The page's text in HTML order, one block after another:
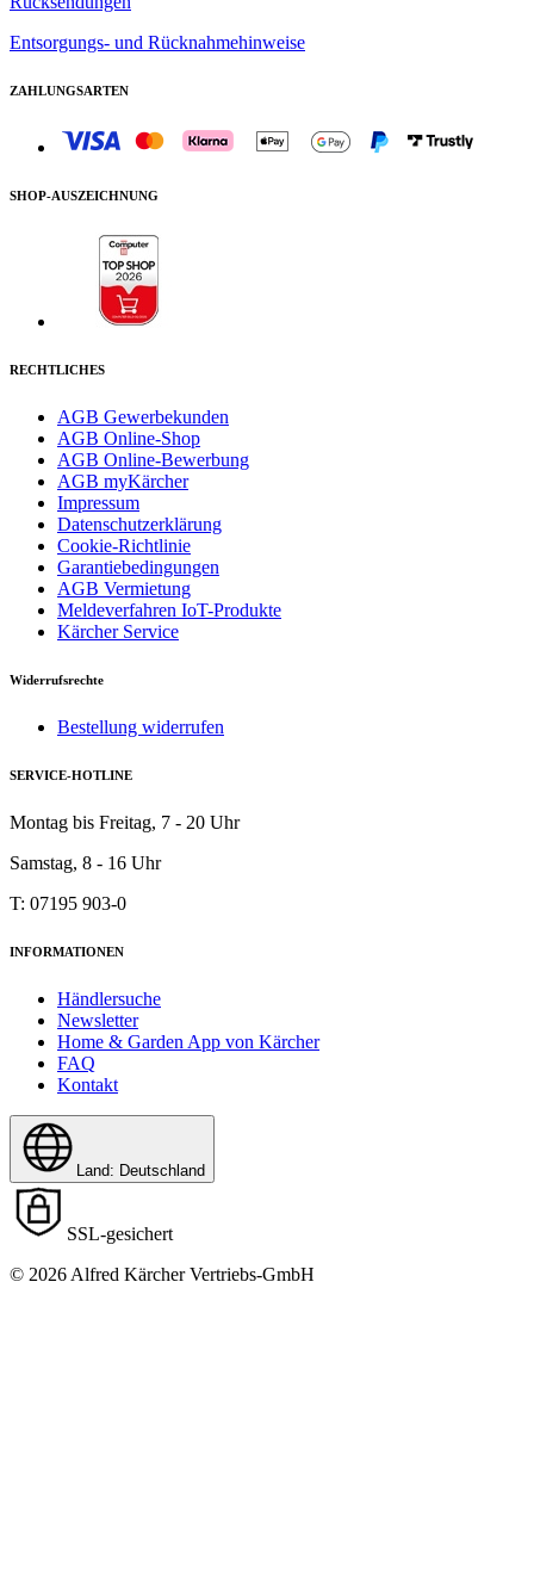
Entsorgungs- und Rücknahmehinweise
ZAHLUNGSARTEN
SHOP-AUSZEICHNUNG
RECHTLICHES
AGB Gewerbekunden
AGB Online-Shop
AGB Online-Bewerbung
AGB myKärcher
Impressum
Datenschutzerklärung
Cookie-Richtlinie
Garantiebedingungen
AGB Vermietung
Meldeverfahren IoT-Produkte
Kärcher Service
Widerrufsrechte
Bestellung widerrufen
SERVICE-HOTLINE
Montag bis Freitag, 7 - 20 Uhr
Samstag, 8 - 16 Uhr
T: 07195 903-0
INFORMATIONEN
Händlersuche
Newsletter
Home & Garden App von Kärcher
FAQ
Kontakt
Land: Deutschland
SSL-gesichert
© 2026 Alfred Kärcher Vertriebs-GmbH